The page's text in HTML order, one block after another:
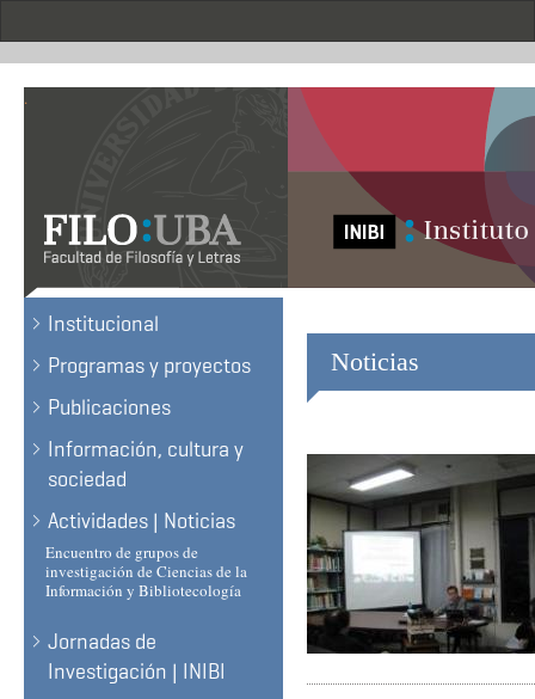
.
Institucional
Programas y proyectos
Publicaciones
Información, cultura y
sociedad
Actividades | Noticias
Encuentro de grupos de
investigación de Ciencias de la
Información y Bibliotecología
Jornadas de
Investigación | INIBI
Noticias